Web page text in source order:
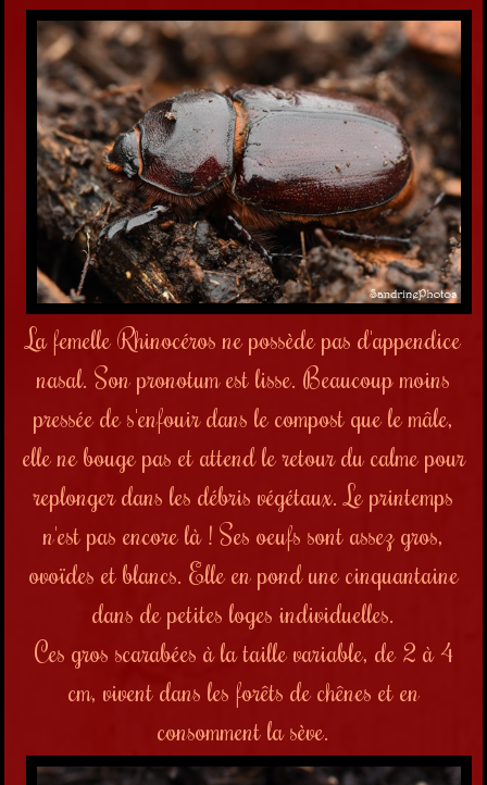
La femelle Rhinocéros ne possède pas d'appendice
nasal. Son pronotum est lisse. Beaucoup moins
pressée de s'enfouir dans le compost que le mâle,
elle ne bouge pas et attend le retour du calme pour
replonger dans les débris végétaux. Le printemps
n'est pas encore là ! Ses oeufs sont assez gros,
ovoïdes et blancs. Elle en pond une cinquantaine
dans de petites loges individuelles.
Ces gros scarabées à la taille variable, de 2 à 4
cm, vivent dans les forêts de chênes et en
consomment la sève.